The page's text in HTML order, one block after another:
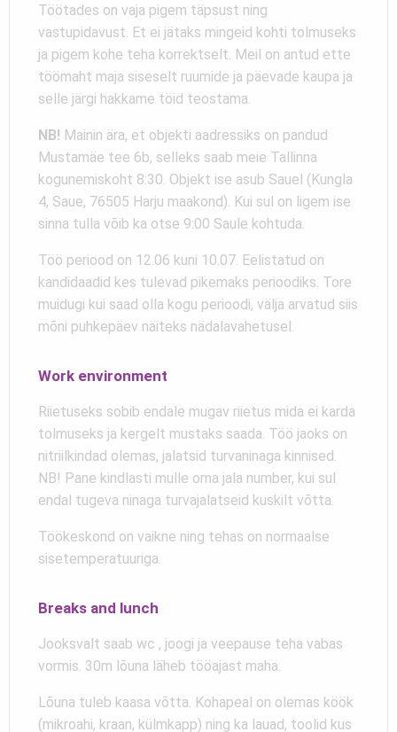
Töötades on vaja pigem täpsust ning
vastupidavust. Et ei jätaks mingeid kohti tolmuseks
ja pigem kohe teha korrektselt. Meil on antud ette
töömaht maja siseselt ruumide ja päevade kaupa ja
selle järgi hakkame töid teostama.
NB! Mainin ära, et objekti aadressiks on pandud
Mustamäe tee 6b, selleks saab meie Tallinna
kogunemiskoht 8:30. Objekt ise asub Sauel (Kungla
4, Saue, 76505 Harju maakond). Kui sul on ligem ise
sinna tulla võib ka otse 9:00 Saule kohtuda.
Töö periood on 12.06 kuni 10.07. Eelistatud on
kandidaadid kes tulevad pikemaks perioodiks. Tore
muidugi kui saad olla kogu perioodi, välja arvatud siis
mõni puhkepäev näiteks nädalavahetusel.
Work environment
Riietuseks sobib endale mugav riietus mida ei karda
tolmuseks ja kergelt mustaks saada. Töö jaoks on
nitriilkindad olemas, jalatsid turvaninaga kinnised.
NB! Pane kindlasti mulle oma jala number, kui sul
endal tugeva ninaga turvajalatseid kuskilt võtta.
Töökeskond on vaikne ning tehas on normaalse
sisetemperatuuriga.
Breaks and lunch
Jooksvalt saab wc , joogi ja veepause teha vabas
vormis. 30m lõuna läheb tööajast maha.
Lõuna tuleb kaasa võtta. Kohapeal on olemas köök
(mikroahi, kraan, külmkapp) ning ka lauad, toolid kus